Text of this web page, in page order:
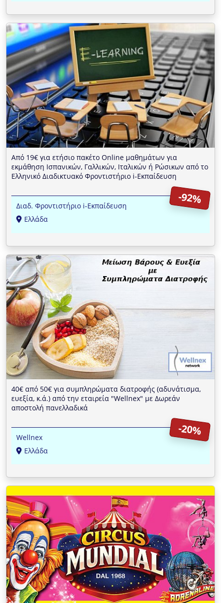
Από 19€ για ετήσιο πακέτο Online μαθημάτων για
εκμάθηση Ισπανικών, Γαλλικών, Ιταλικών ή Ρώσικων από το
Ελληνικό Διαδικτυακό Φροντιστήριο i-Εκπαίδευση
-92%
Διαδ. Φροντιστήριο i-Εκπαίδευση
Ελλάδα
40€ από 50€ για συμπληρώματα διατροφής (αδυνάτισμα,
ευεξία, κ.ά.) από την εταιρεία "Wellnex" με Δωρεάν
αποστολή πανελλαδικά
-20%
Wellnex
Ελλάδα